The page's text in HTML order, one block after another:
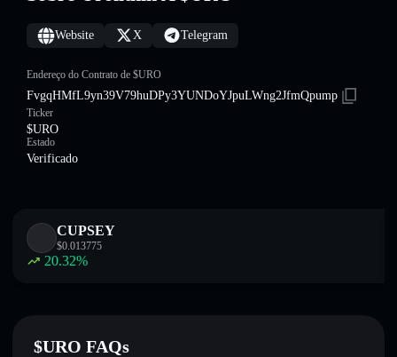
Website X Telegram
Endereço do Contrato de $URO
FvgqHMfL9yn39V79huDPy3YUNDoYJpuLWng2JfmQpump
Ticker
$URO
Estado
Verificado
CUPSEY
$0.013775
20.32%
$URO FAQs